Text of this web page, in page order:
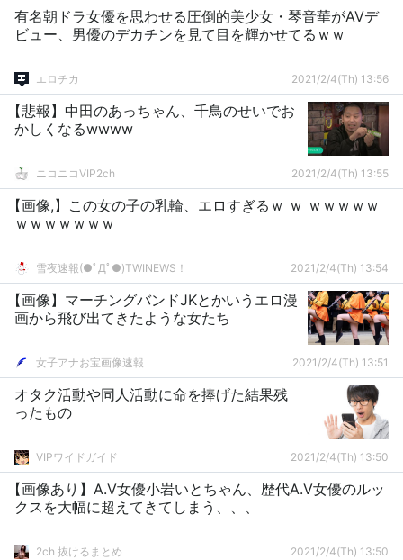
有名朝ドラ女優を思わせる圧倒的美少女・琴音華がAVデ
ビュー、男優のデカチンを見て目を輝かせてるｗｗ
エロチカ 2021/2/4(Th) 13:56
【悲報】中田のあっちゃん、千鳥のせいでお
かしくなるwwww
ニコニコVIP2ch 2021/2/4(Th) 13:55
【画像,】この女の子の乳輪、エロすぎるｗ ｗ ｗｗｗｗｗ
ｗｗｗｗｗｗｗ
雪夜速報(●ﾟДﾟ●)TWINEWS！ 2021/2/4(Th) 13:54
【画像】マーチングバンドJKとかいうエロ漫
画から飛び出てきたような女たち
女子アナお宝画像速報 2021/2/4(Th) 13:51
オタク活動や同人活動に命を捧げた結果残
ったもの
VIPワイドガイド 2021/2/4(Th) 13:50
【画像あり】A.V女優小岩いとちゃん、歴代A.V女優のルッ
クスを大幅に超えてきてしまう、、、
2ch 抜けるまとめ 2021/2/4(Th) 13:50